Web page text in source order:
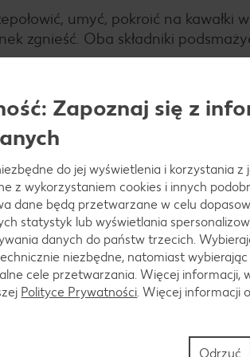
umyć, pokroić na kawałki w
zgnieść. Oba składniki
zimnej wody, dokładnie
od czasu do czasu mieszając.
minut, następnie doprawić solą,
minut, doprawić pesto, solą i
Zapoznaj się z
do jej wyświetlenia i korzystania z
z wykorzystaniem cookies i innych
dane będą przetwarzane w celu
statystyk lub wyświetlania
danych do państw trzecich.
niezbędne, natomiast wybierając
cele przetwarzania. Więcej informacji,
Polityce Prywatności. Więcej informacji
Odrzuć